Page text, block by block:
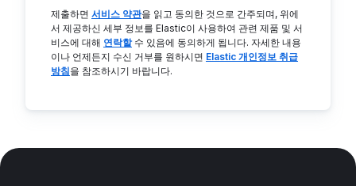
제출하면 서비스 약관을 읽고 동의한 것으로 간주되며, 위에
서 제공하신 세부 정보를 Elastic이 사용하여 관련 제품 및 서
비스에 대해 연락할수 있음에 동의하게 됩니다. 자세한 내용
이나 언제든지 수신 거부를 원하시면 Elastic 개인정보 취급
방침을 참조하시기 바랍니다.